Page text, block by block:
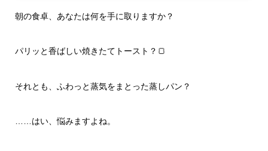
朝の食卓、あなたは何を手に取りますか？
パリッと香ばしい焼きたてトースト？🍞
それとも、ふわっと蒸気をまとった蒸しパン？
……はい、悩みますよね。